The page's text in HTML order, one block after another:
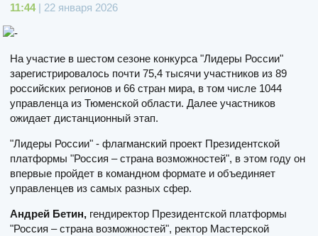
11:44| 22 января 2026
На участие в шестом сезоне конкурса "Лидеры России"
зарегистрировалось почти 75,4 тысячи участников из 89
российских регионов и 66 стран мира, в том числе 1044
управленца из Тюменской области. Далее участников
ожидает дистанционный этап.
"Лидеры России" - флагманский проект Президентской
платформы "Россия – страна возможностей", в этом году он
впервые пройдет в командном формате и объединяет
управленцев из самых разных сфер.
Андрей Бетин, гендиректор Президентской платформы
"Россия – страна возможностей", ректор Мастерской